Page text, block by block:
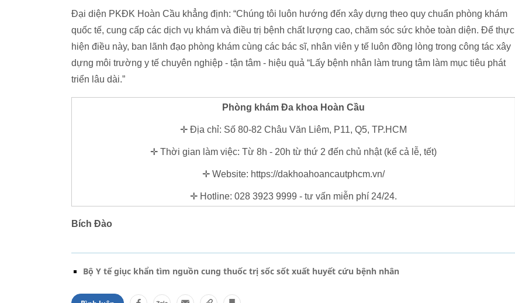
Đại diện PKĐK Hoàn Cầu khẳng định: “Chúng tôi luôn hướng đến xây dựng theo quy chuẩn phòng khám
quốc tế, cung cấp các dịch vụ khám và điều trị bệnh chất lượng cao, chăm sóc sức khỏe toàn diện. Để thực
hiện điều này, ban lãnh đạo phòng khám cùng các bác sĩ, nhân viên y tế luôn đồng lòng trong công tác xây
dựng môi trường y tế chuyên nghiệp - tận tâm - hiệu quả “Lấy bệnh nhân làm trung tâm làm mục tiêu phát
triển lâu dài.”
Phòng khám Đa khoa Hoàn Cầu
✛ Địa chỉ: Số 80-82 Châu Văn Liêm, P11, Q5, TP.HCM
✛ Thời gian làm việc: Từ 8h - 20h từ thứ 2 đến chủ nhật (kể cả lễ, tết)
✛ Website: https://dakhoahoancautphcm.vn/
✛ Hotline: 028 3923 9999 - tư vấn miễn phí 24/24.
Bích Đào
Bộ Y tế giục khẩn tìm nguồn cung thuốc trị sốc sốt xuất huyết cứu bệnh nhân